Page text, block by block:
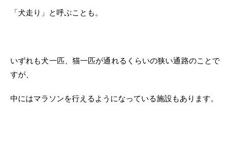
「犬走り」と呼ぶことも。
いずれも犬一匹、猫一匹が通れるくらいの狭い通路のことで
すが、
中にはマラソンを行えるようになっている施設もあります。